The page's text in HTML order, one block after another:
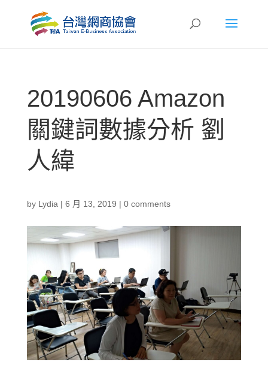
20190606 Amazon
關鍵詞數據分析 劉
人緯
by Lydia | 6 月 13, 2019 | 0 comments